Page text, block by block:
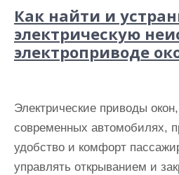
Как найти и
электрическую
электроприводе
Электрические приводы
современных автомобилях,
удобство и комфорт
управлять открыванием и